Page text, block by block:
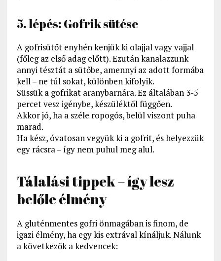
5. lépés: Gofrik sütése
A gofrisütőt enyhén kenjük ki olajjal vagy vajjal
(főleg az első adag előtt). Ezután kanalazzunk
annyi tésztát a sütőbe, amennyi az adott formába
kell – ne túl sokat, különben kifolyik.
Süssük a gofrikat aranybarnára. Ez általában 3-5
percet vesz igénybe, készüléktől függően.
Akkor jó, ha a széle ropogós, belül viszont puha
marad.
Ha kész, óvatosan vegyük ki a gofrit, és helyezzük
egy rácsra – így nem puhul meg alul.
Tálalási tippek – így lesz
belőle élmény
A gluténmentes gofri önmagában is finom, de
igazi élmény, ha egy kis extrával kínáljuk. Nálunk
a következők a kedvencek: